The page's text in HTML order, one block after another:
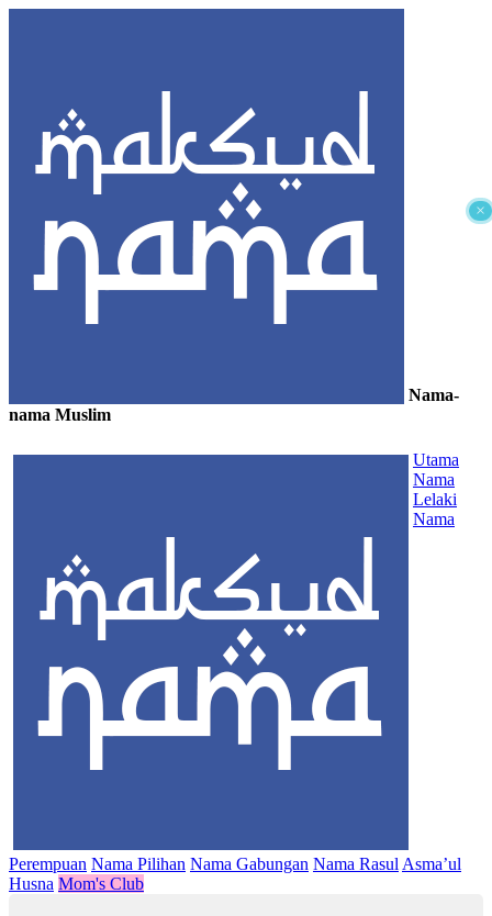
×
Nama-
nama Muslim
Utama
Nama
Lelaki
Nama
Perempuan Nama Pilihan Nama Gabungan Nama Rasul Asma’ul
Husna Mom's Club